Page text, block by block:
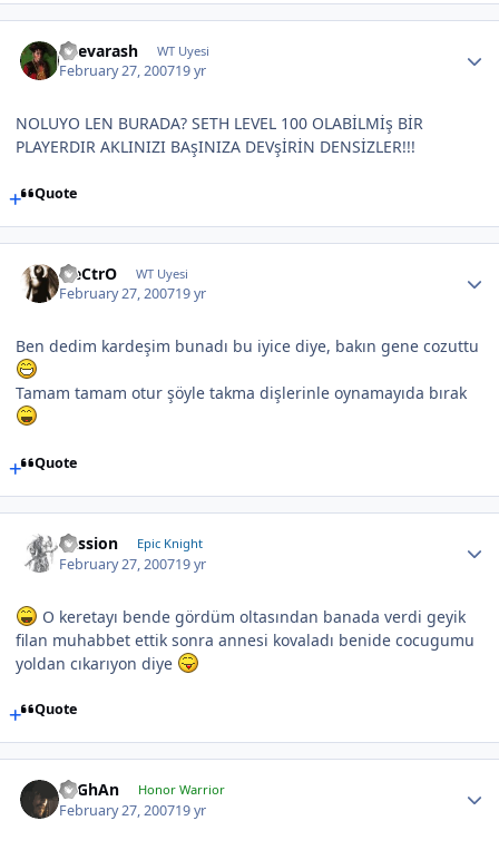
Shevarash WT Uyesi
February 27, 200719 yr
NOLUYO LEN BURADA? SETH LEVEL 100 OLABİLMİş BİR
PLAYERDIR AKLINIZI BAşINIZA DEVşİRİN DENSİZLER!!!
Quote
EleCtrO WT Uyesi
February 27, 200719 yr
Ben dedim kardeşim bunadı bu iyice diye, bakın gene cozuttu
Tamam tamam otur şöyle takma dişlerinle oynamayıda bırak
Quote
Passion Epic Knight
February 27, 200719 yr
O keretayı bende gördüm oltasından banada verdi geyik
filan muhabbet ettik sonra annesi kovaladı benide cocugumu
yoldan cıkarıyon diye
Quote
TuGhAn Honor Warrior
February 27, 200719 yr